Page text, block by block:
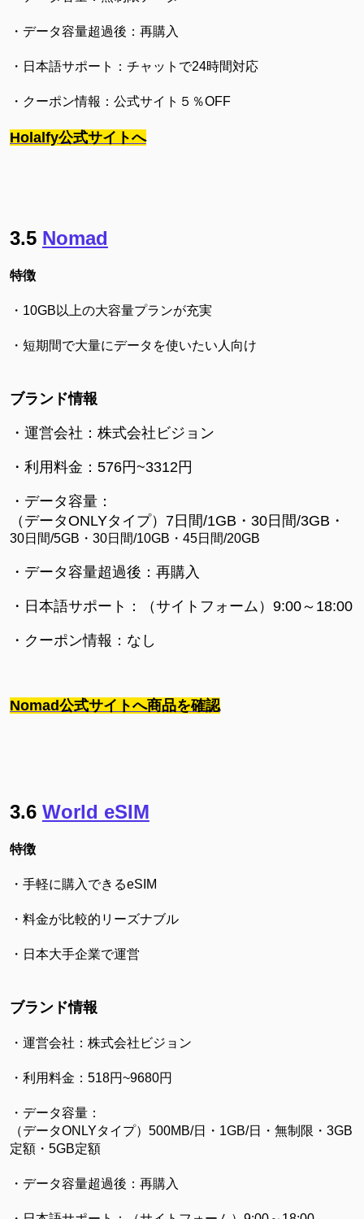
・データ容量超過後：再購入
・日本語サポート：チャットで24時間対応
・クーポン情報：公式サイト５％OFF
Holalfy公式サイトへ
3.5 Nomad
特徴
・10GB以上の大容量プランが充実
・短期間で大量にデータを使いたい人向け
ブランド情報
・運営会社：株式会社ビジョン
・利用料金：576円~3312円
・データ容量：
（データONLYタイプ）7日間/1GB・30日間/3GB・
30日間/5GB・ 30日間/10GB・ 45日間/20GB
・データ容量超過後：再購入
・日本語サポート：（サイトフォーム）9:00～18:00
・クーポン情報：なし
Nomad公式サイトへ商品を確認
3.6 World eSIM
特徴
・手軽に購入できるeSIM
・料金が比較的リーズナブル
・日本大手企業で運営
ブランド情報
・運営会社：株式会社ビジョン
・利用料金：518円~9680円
・データ容量：
（データONLYタイプ）500MB/日・1GB/日・無制限・3GB
定額・5GB定額
・データ容量超過後：再購入